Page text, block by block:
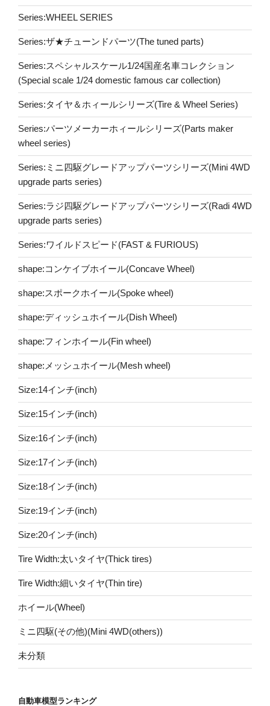
Series:WHEEL SERIES
Series:ザ★チューンドパーツ(The tuned parts)
Series:スペシャルスケール1/24国産名車コレクション
(Special scale 1/24 domestic famous car collection)
Series:タイヤ＆ホィールシリーズ(Tire & Wheel Series)
Series:パーツメーカーホィールシリーズ(Parts maker
wheel series)
Series:ミニ四駆グレードアップパーツシリーズ(Mini 4WD
upgrade parts series)
Series:ラジ四駆グレードアップパーツシリーズ(Radi 4WD
upgrade parts series)
Series:ワイルドスピード(FAST & FURIOUS)
shape:コンケイブホイール(Concave Wheel)
shape:スポークホイール(Spoke wheel)
shape:ディッシュホイール(Dish Wheel)
shape:フィンホイール(Fin wheel)
shape:メッシュホイール(Mesh wheel)
Size:14インチ(inch)
Size:15インチ(inch)
Size:16インチ(inch)
Size:17インチ(inch)
Size:18インチ(inch)
Size:19インチ(inch)
Size:20インチ(inch)
Tire Width:太いタイヤ(Thick tires)
Tire Width:細いタイヤ(Thin tire)
ホイール(Wheel)
ミニ四駆(その他)(Mini 4WD(others))
未分類
自動車模型ランキング